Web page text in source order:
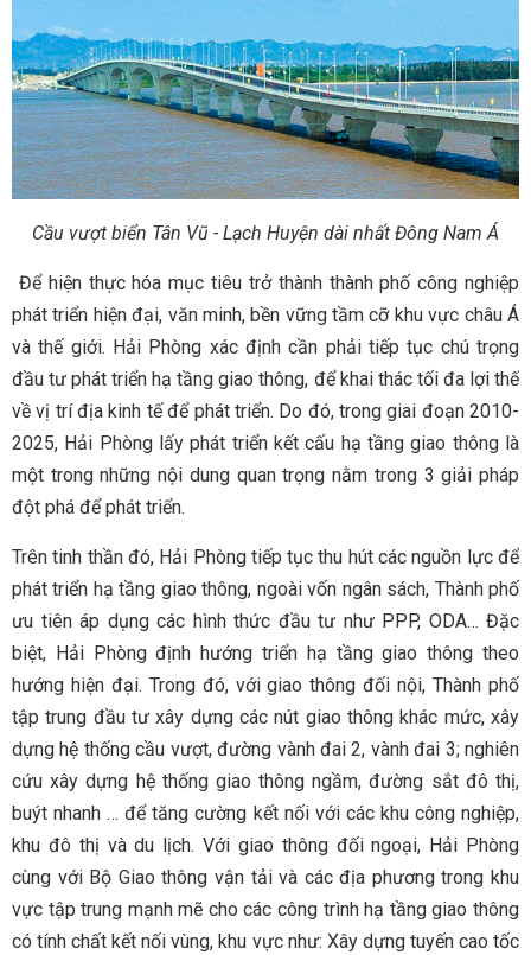
Cầu vượt biển Tân Vũ - Lạch Huyện dài nhất Đông Nam Á
Để hiện thực hóa mục tiêu trở thành thành phố công nghiệp
phát triển hiện đại, văn minh, bền vững tầm cỡ khu vực châu Á
và thế giới. Hải Phòng xác định cần phải tiếp tục chú trọng
đầu tư phát triển hạ tầng giao thông, để khai thác tối đa lợi thế
về vị trí địa kinh tế để phát triển. Do đó, trong giai đoạn 2010-
2025, Hải Phòng lấy phát triển kết cấu hạ tầng giao thông là
một trong những nội dung quan trọng nằm trong 3 giải pháp
đột phá để phát triển.
Trên tinh thần đó, Hải Phòng tiếp tục thu hút các nguồn lực để
phát triển hạ tầng giao thông, ngoài vốn ngân sách, Thành phố
ưu tiên áp dụng các hình thức đầu tư như PPP, ODA… Đặc
biệt, Hải Phòng định hướng triển hạ tầng giao thông theo
hướng hiện đại. Trong đó, với giao thông đối nội, Thành phố
tập trung đầu tư xây dựng các nút giao thông khác mức, xây
dựng hệ thống cầu vượt, đường vành đai 2, vành đai 3; nghiên
cứu xây dựng hệ thống giao thông ngầm, đường sắt đô thị,
buýt nhanh … để tăng cường kết nối với các khu công nghiệp,
khu đô thị và du lịch. Với giao thông đối ngoại, Hải Phòng
cùng với Bộ Giao thông vận tải và các địa phương trong khu
vực tập trung mạnh mẽ cho các công trình hạ tầng giao thông
có tính chất kết nối vùng, khu vực như: Xây dựng tuyến cao tốc